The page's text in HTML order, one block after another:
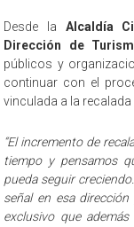
Desde la Alcaldía
Dirección de
públicos y
continuar con el
vinculada a la
“El incremento de
tiempo y pensamos
pueda seguir
señal en esa
exclusivo que